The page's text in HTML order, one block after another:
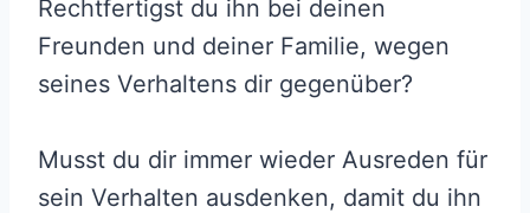
Rechtfertigst du ihn bei deinen
Freunden und deiner Familie, wegen
seines Verhaltens dir gegenüber?
Musst du dir immer wieder Ausreden für
sein Verhalten ausdenken, damit du ihn